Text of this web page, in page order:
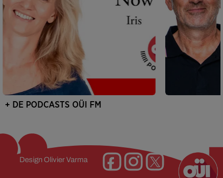
+ DE PODCASTS OÜI FM
Design Olivier Varma